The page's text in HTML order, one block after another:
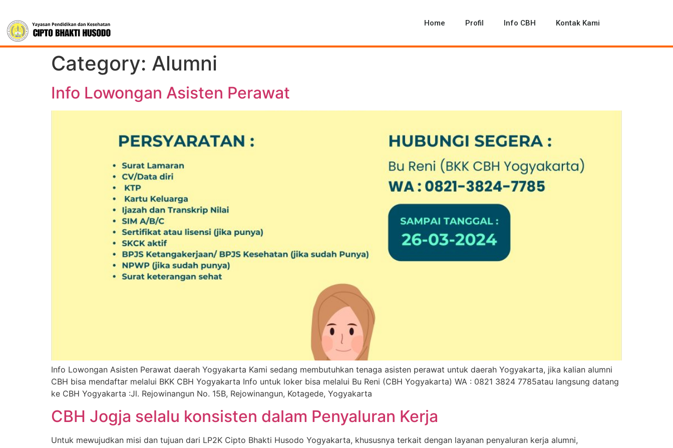
Home Profil Info CBH Kontak Kami
Category: Alumni
Info Lowongan Asisten Perawat
Info Lowongan Asisten Perawat daerah Yogyakarta Kami sedang membutuhkan tenaga asisten perawat untuk daerah Yogyakarta, jika kalian alumni
CBH bisa mendaftar melalui BKK CBH Yogyakarta Info untuk loker bisa melalui Bu Reni (CBH Yogyakarta) WA : 0821 3824 7785atau langsung datang
ke CBH Yogyakarta :Jl. Rejowinangun No. 15B, Rejowinangun, Kotagede, Yogyakarta
CBH Jogja selalu konsisten dalam Penyaluran Kerja
Untuk mewujudkan misi dan tujuan dari LP2K Cipto Bhakti Husodo Yogyakarta, khususnya terkait dengan layanan penyaluran kerja alumni,